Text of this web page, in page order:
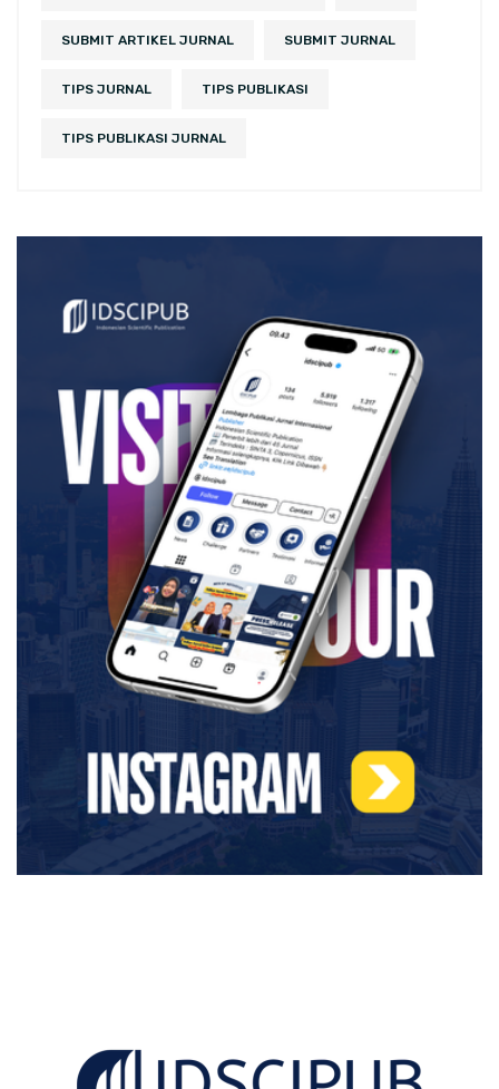
SUBMIT ARTIKEL JURNAL SUBMIT JURNAL
TIPS JURNAL TIPS PUBLIKASI
TIPS PUBLIKASI JURNAL